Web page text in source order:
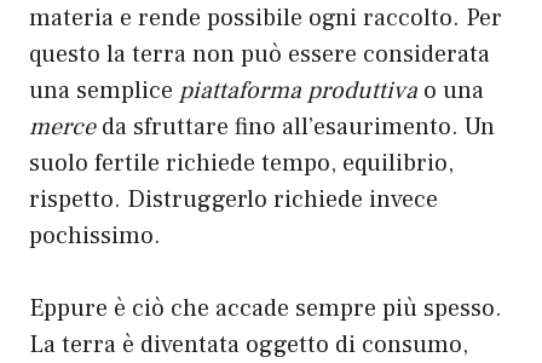
materia e rende possibile ogni raccolto. Per
questo la terra non può essere considerata
una semplice piattaforma produttiva o una
merceda sfruttare fino all’esaurimento. Un
suolo fertile richiede tempo, equilibrio,
rispetto. Distruggerlo richiede invece
pochissimo.
Eppure è ciò che accade sempre più spesso.
La terra è diventata oggetto di consumo,